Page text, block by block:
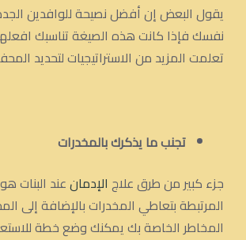
يقول البعض إن أفضل نصيحة للوافدين
نفسك فإذا كانت هذه الصيغة تناسبك
تعلمت المزيد من الاستراتيجيات لتحديد
تجنب ما يذكرك بالمخدرات
جزء كبير من طرق علاج الإدمانعند البنات
المرتبطة بتعاطي المخدرات بالإضافة إلى
المخاطر الخاصة بك يمكنك وضع خطة